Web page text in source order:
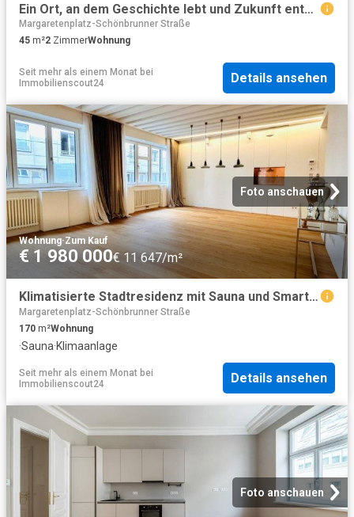
Ein Ort, an dem Geschichte lebt und Zukunft entsteht! Aus Alt wird Neu – stilvoll, energieeffizient und einzigartig
Margaretenplatz-Schönbrunner Straße
45 m²2 ZimmerWohnung
Seit mehr als einem Monat bei
Immobilienscout24
Details ansehen
Foto anschauen
Wohnung·Zum Kauf
€ 1 980 000€ 11 647/m²
Klimatisierte Stadtresidenz mit Sauna und Smart Home Technik – wenige Schritte vom Stephansdom
Margaretenplatz-Schönbrunner Straße
170 m²Wohnung
·Sauna·Klimaanlage
Seit mehr als einem Monat bei
Immobilienscout24
Details ansehen
Foto anschauen